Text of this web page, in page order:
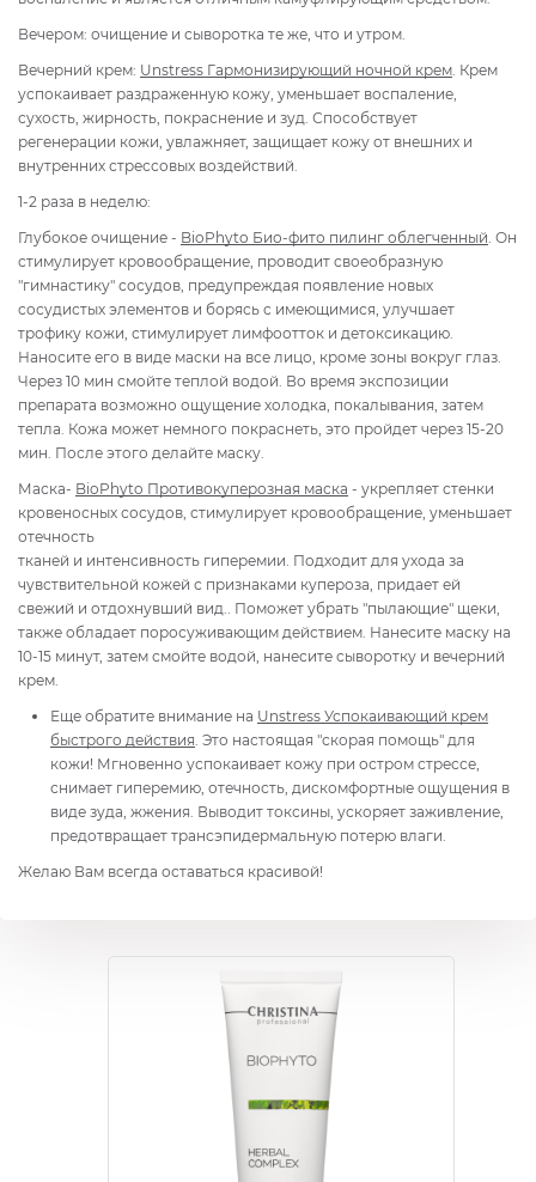
Вечером: очищение и сыворотка те же, что и утром.
Вечерний крем: Unstress Гармонизирующий ночной крем . Крем
успокаивает раздраженную кожу, уменьшает воспаление,
сухость, жирность, покраснение и зуд. Способствует
регенерации кожи, увлажняет, защищает кожу от внешних и
внутренних стрессовых воздействий.
1-2 раза в неделю:
Глубокое очищение - BioPhyto Био-фито пилинг облегченный . Он
стимулирует кровообращение, проводит своеобразную
"гимнастику" сосудов, предупреждая появление новых
сосудистых элементов и борясь с имеющимися, улучшает
трофику кожи, стимулирует лимфоотток и детоксикацию.
Наносите его в виде маски на все лицо, кроме зоны вокруг глаз.
Через 10 мин смойте теплой водой. Во время экспозиции
препарата возможно ощущение холодка, покалывания, затем
тепла. Кожа может немного покраснеть, это пройдет через 15-20
мин. После этого делайте маску.
Маска- BioPhyto Противокуперозная маска - укрепляет стенки
кровеносных сосудов, стимулирует кровообращение, уменьшает
отечность
тканей и интенсивность гиперемии. Подходит для ухода за
чувствительной кожей с признаками купероза, придает ей
свежий и отдохнувший вид.. Поможет убрать "пылающие" щеки,
также обладает поросуживающим действием. Нанесите маску на
10-15 минут, затем смойте водой, нанесите сыворотку и вечерний
крем.
Еще обратите внимание на Unstress Успокаивающий крем
быстрого действия . Это настоящая "скорая помощь" для
кожи! Мгновенно успокаивает кожу при остром стрессе,
снимает гиперемию, отечность, дискомфортные ощущения в
виде зуда, жжения. Выводит токсины, ускоряет заживление,
предотвращает трансэпидермальную потерю влаги.
Желаю Вам всегда оставаться красивой!